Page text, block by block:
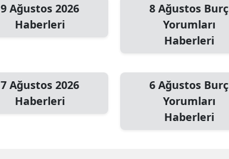
9 Ağustos 2026
Haberleri
8 Ağustos Burç
Yorumları
Haberleri
7 Ağustos 2026
Haberleri
6 Ağustos Burç
Yorumları
Haberleri